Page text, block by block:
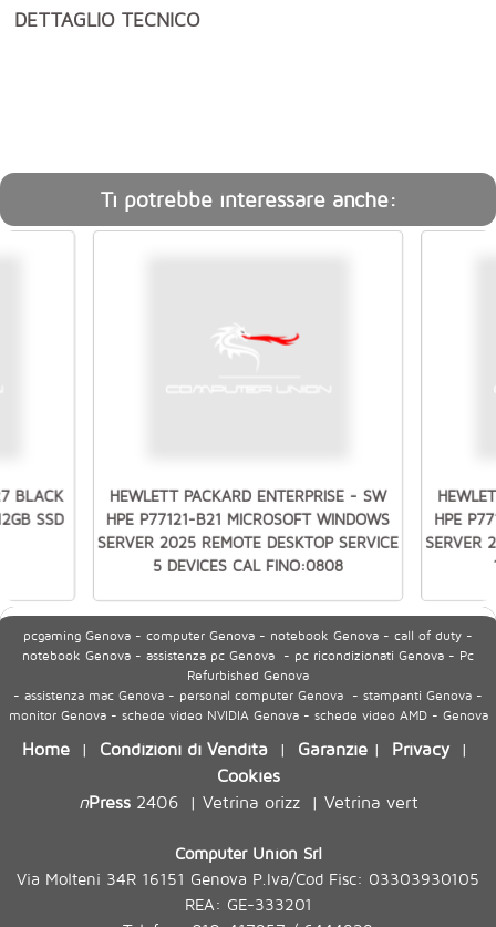
DETTAGLIO TECNICO
Ti potrebbe interessare anche:
BLACK
SSD
HEWLETT PACKARD ENTERPRISE - SW
HPE P77121-B21 MICROSOFT WINDOWS
SERVER 2025 REMOTE DESKTOP SERVICE
5 DEVICES CAL FINO:0808
HPE
SERVER
pcgaming Genova - computer Genova - notebook Genova - call of duty -
notebook Genova - assistenza pc Genova - pc ricondizionati Genova - Pc
Refurbished Genova
- assistenza mac Genova - personal computer Genova - stampanti Genova -
monitor Genova - schede video NVIDIA Genova - schede video AMD - Genova
Home | Condizioni di Vendita | Garanzie | Privacy|
Cookies
nPress2406| Vetrina orizz| Vetrina vert
Computer Union Srl
Via Molteni 34R 16151 Genova P.Iva/Cod Fisc: 03303930105
REA: GE-333201